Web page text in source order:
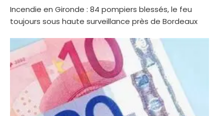
Incendie en Gironde : 84 pompiers blessés, le feu
toujours sous haute surveillance près de Bordeaux